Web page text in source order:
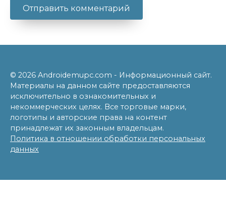
© 2026 Androidemupc.com - Информационный сайт.
Материалы на данном сайте предоставляются
исключительно в ознакомительных и
некоммерческих целях. Все торговые марки,
логотипы и авторские права на контент
принадлежат их законным владельцам.
Политика в отношении обработки персональных
данных